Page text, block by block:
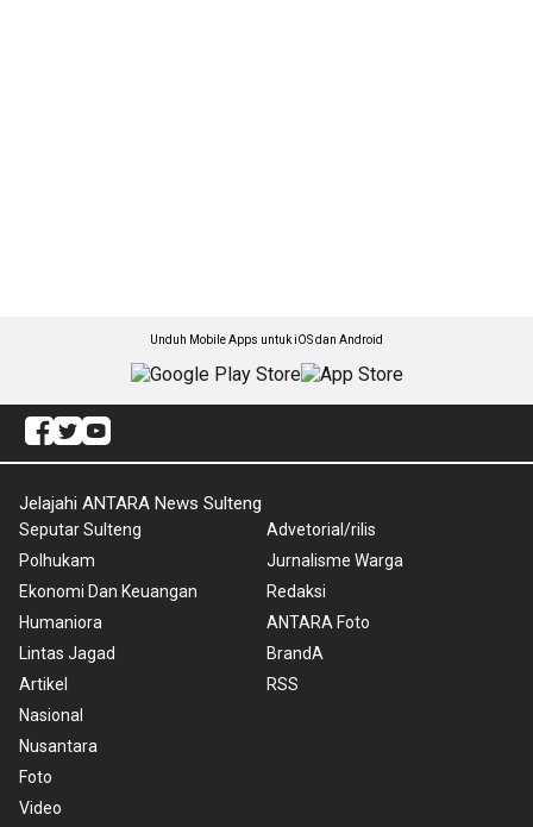
Unduh Mobile Apps untuk iOS dan Android
Jelajahi ANTARA News Sulteng
Seputar Sulteng
Polhukam
Ekonomi Dan Keuangan
Humaniora
Lintas Jagad
Artikel
Nasional
Nusantara
Foto
Video
Advetorial/rilis
Jurnalisme Warga
Redaksi
ANTARA Foto
BrandA
RSS